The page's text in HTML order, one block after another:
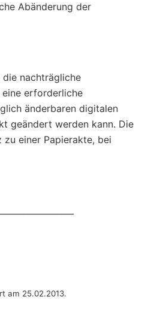
Abänderung der
nachträgliche
erforderliche
änderbaren digitalen
geändert werden kann. Die
zu einer Papierakte, bei
am 25.02.2013.